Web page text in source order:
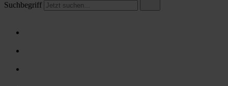
Suchbegriff